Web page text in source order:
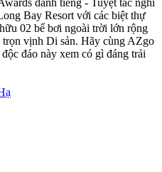
danh tiếng - Tuyệt tác nghỉ
Bay Resort với các biệt thự
02 bể bơi ngoài trời lớn rộng
vịnh Di sản. Hãy cùng AZgo
đáo này xem có gì đáng trải